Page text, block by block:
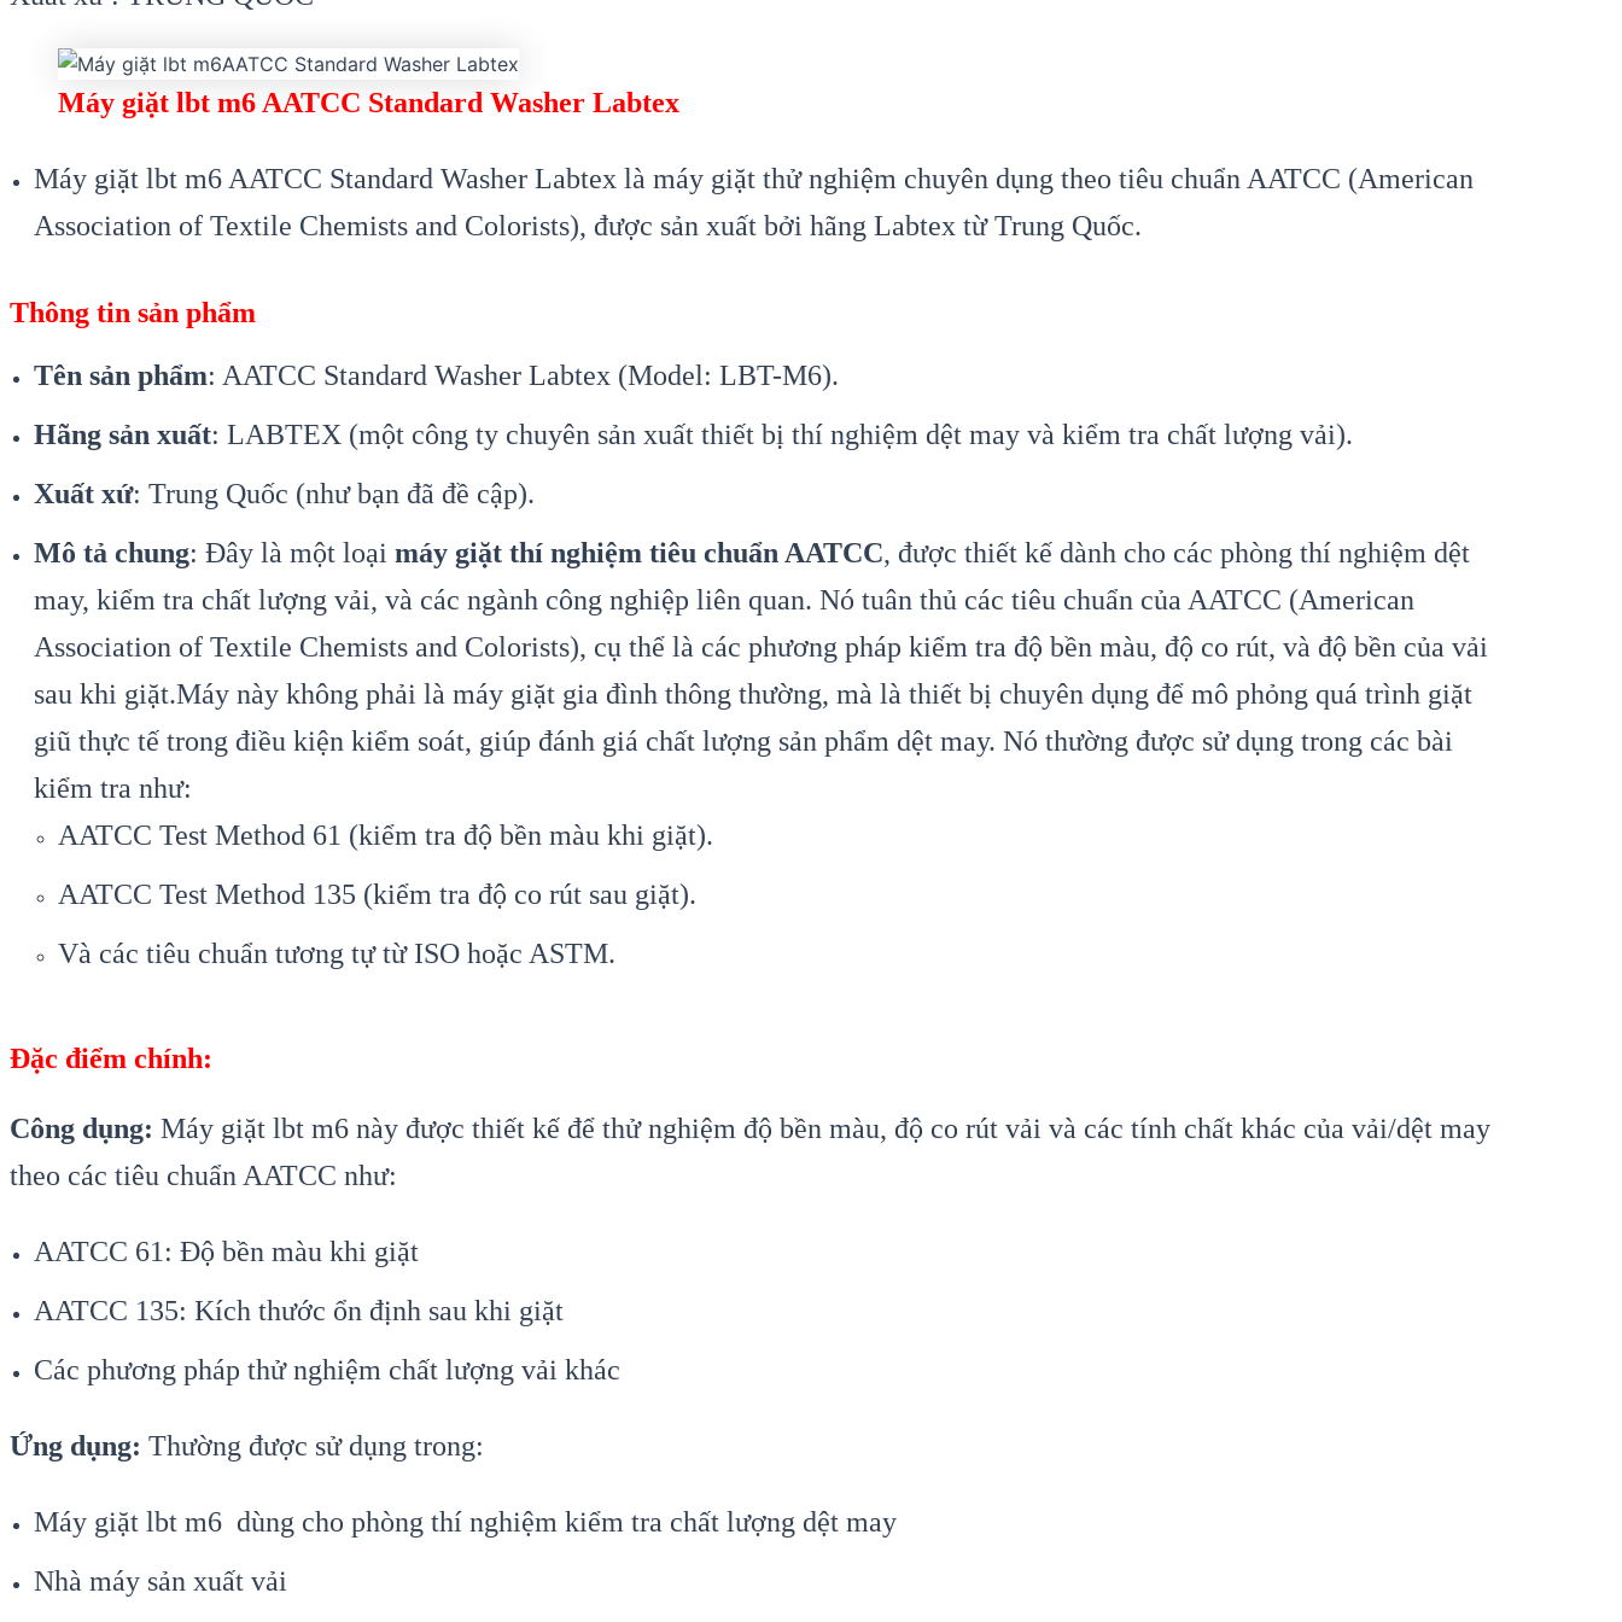
Máy giặt lbt m6 AATCC Standard Washer Labtex
Máy giặt lbt m6 AATCC Standard Washer Labtex là máy giặt thử nghiệm chuyên dụng theo tiêu chuẩn AATCC (American
Association of Textile Chemists and Colorists), được sản xuất bởi hãng Labtex từ Trung Quốc.
Thông tin sản phẩm
Tên sản phẩm: AATCC Standard Washer Labtex (Model: LBT-M6).
Hãng sản xuất: LABTEX (một công ty chuyên sản xuất thiết bị thí nghiệm dệt may và kiểm tra chất lượng vải).
Xuất xứ: Trung Quốc (như bạn đã đề cập).
Mô tả chung: Đây là một loại máy giặt thí nghiệm tiêu chuẩn AATCC, được thiết kế dành cho các phòng thí nghiệm dệt
may, kiểm tra chất lượng vải, và các ngành công nghiệp liên quan. Nó tuân thủ các tiêu chuẩn của AATCC (American
Association of Textile Chemists and Colorists), cụ thể là các phương pháp kiểm tra độ bền màu, độ co rút, và độ bền của vải
sau khi giặt.Máy này không phải là máy giặt gia đình thông thường, mà là thiết bị chuyên dụng để mô phỏng quá trình giặt
giũ thực tế trong điều kiện kiểm soát, giúp đánh giá chất lượng sản phẩm dệt may. Nó thường được sử dụng trong các bài
kiểm tra như:
AATCC Test Method 61 (kiểm tra độ bền màu khi giặt).
AATCC Test Method 135 (kiểm tra độ co rút sau giặt).
Và các tiêu chuẩn tương tự từ ISO hoặc ASTM.
Đặc điểm chính:
Công dụng: Máy giặt lbt m6 này được thiết kế để thử nghiệm độ bền màu, độ co rút vải và các tính chất khác của vải/dệt may
theo các tiêu chuẩn AATCC như:
AATCC 61: Độ bền màu khi giặt
AATCC 135: Kích thước ổn định sau khi giặt
Các phương pháp thử nghiệm chất lượng vải khác
Ứng dụng: Thường được sử dụng trong:
Máy giặt lbt m6 dùng cho phòng thí nghiệm kiểm tra chất lượng dệt may
Nhà máy sản xuất vải